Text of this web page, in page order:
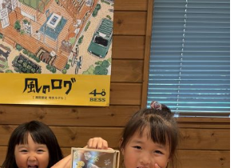
引き続き木更津今日は、先週より気温も低く、
とも、コンスタントに来場者がありました。昨
...続きを読む
LOGWAYコーチャー
2026年08月09日